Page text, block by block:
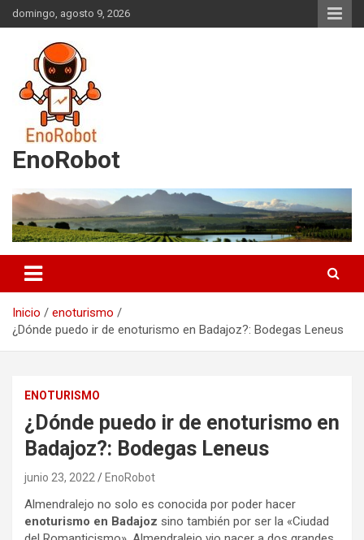
Saltar
al
contenido
domingo, agosto 9, 2026
EnoRobot
Inicio
enoturismo
¿Dónde puedo ir de enoturismo en Badajoz?: Bodegas Leneus
ENOTURISMO
¿Dónde puedo ir de enoturismo en
Badajoz?: Bodegas Leneus
junio 23, 2022 EnoRobot
Almendralejo no solo es conocida por poder hacer
enoturismo en Badajoz sino también por ser la «Ciudad